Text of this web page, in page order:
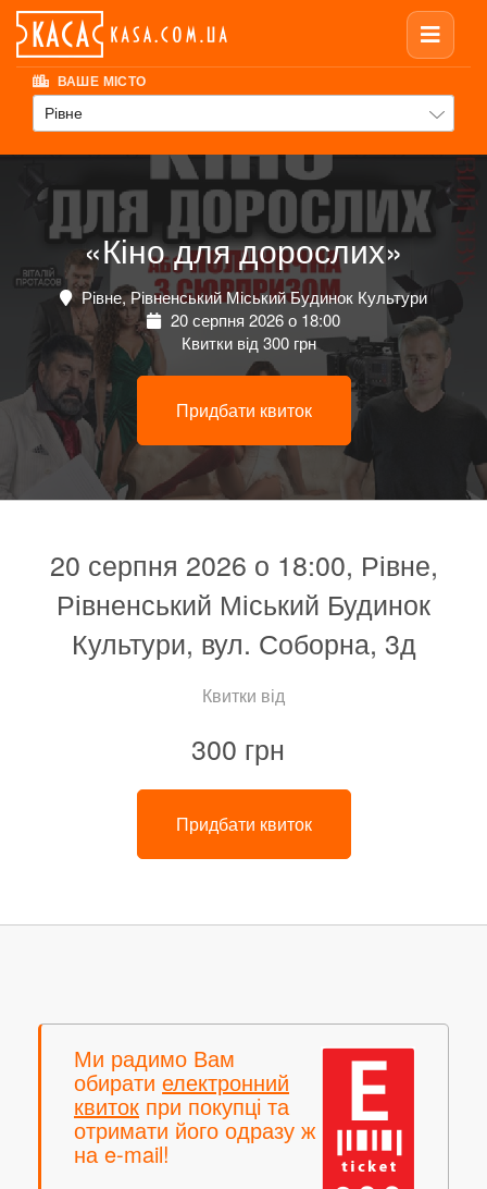
ВАШЕ МІСТО
Рівне
«Кіно для дорослих»
Рівне, Рівненський Міський Будинок Культури
20 серпня 2026 о 18:00
Квитки від 300 грн
Придбати квиток
20 серпня 2026 о 18:00, Рівне,
Рівненський Міський Будинок
Культури, вул. Соборна, 3д
Квитки від
300 грн
Придбати квиток
Ми радимо Вам
обирати електронний
квиток при покупці та
отримати його одразу ж
на e-mail!